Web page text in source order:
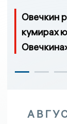
Овечкин
кумирах